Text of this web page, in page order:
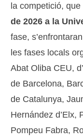
la competició, que
de 2026 a la
fase,
les fases locals
Abat Oliba CEU,
de Barcelona,
de Catalunya,
Hernández d’Elx,
Pompeu Fabra,